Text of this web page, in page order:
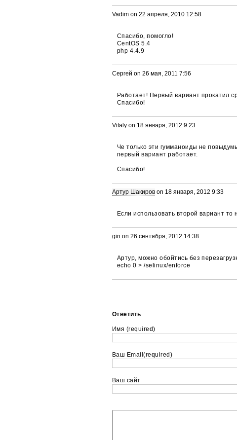
Vadim on 22 апреля, 2010 12:58
Спасибо, помогло!
CentOS 5.4
php 4.4.9
Сергей on 26 мая, 2011 7:56
Работает! Первый вариант прокатил
Спасибо!
Vitaly on 18 января, 2012 9:23
Че только эти гумманоиды не
первый вариант работает.
Спасибо!
Артур Шакиров on 18 января, 2012 9:33
Если использовать второй вариант то
gin on 26 сентября, 2012 14:38
Артур, можно обойтись без
echo 0 > /selinux/enforce
Ответить
Имя (required)
Ваш Email(required)
Ваш сайт